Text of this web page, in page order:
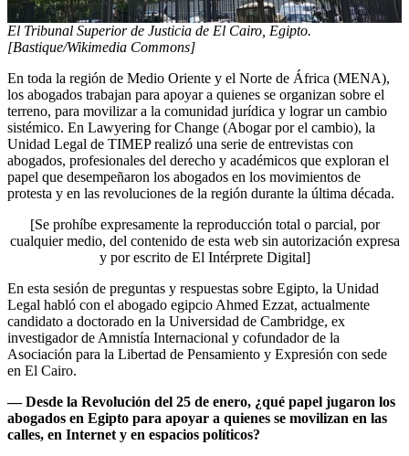
El Tribunal Superior de Justicia de El Cairo, Egipto.
[Bastique/Wikimedia Commons]
En toda la región de Medio Oriente y el Norte de África (MENA),
los abogados trabajan para apoyar a quienes se organizan sobre el
terreno, para movilizar a la comunidad jurídica y lograr un cambio
sistémico. En Lawyering for Change (Abogar por el cambio), la
Unidad Legal de TIMEP realizó una serie de entrevistas con
abogados, profesionales del derecho y académicos que exploran el
papel que desempeñaron los abogados en los movimientos de
protesta y en las revoluciones de la región durante la última década.
[Se prohíbe expresamente la reproducción total o parcial, por
cualquier medio, del contenido de esta web sin autorización expresa
y por escrito de El Intérprete Digital]
En esta sesión de preguntas y respuestas sobre Egipto, la Unidad
Legal habló con el abogado egipcio Ahmed Ezzat, actualmente
candidato a doctorado en la Universidad de Cambridge, ex
investigador de Amnistía Internacional y cofundador de la
Asociación para la Libertad de Pensamiento y Expresión con sede
en El Cairo.
—Desde la Revolución del 25 de enero, ¿qué papel jugaron los
abogados en Egipto para apoyar a quienes se movilizan en las
calles, en Internet y en espacios políticos?